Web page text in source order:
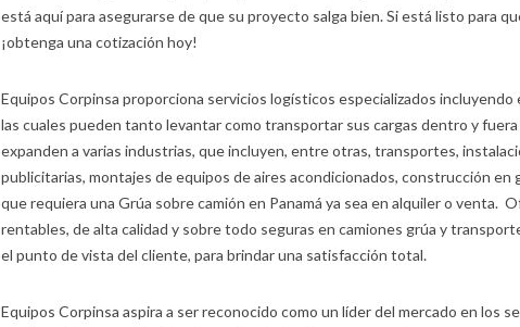
está aquí para asegurarse de que su proyecto salga bien. Si está listo para
¡obtenga una cotización hoy!
Equipos Corpinsa proporciona servicios logísticos especializados incluyendo
las cuales pueden tanto levantar como transportar sus cargas dentro y
expanden a varias industrias, que incluyen, entre otras, transportes,
publicitarias, montajes de equipos de aires acondicionados, construcción en
que requiera una Grúa sobre camión en Panamá ya sea en alquiler o venta.
rentables, de alta calidad y sobre todo seguras en camiones grúa y
el punto de vista del cliente, para brindar una satisfacción total.
Equipos Corpinsa aspira a ser reconocido como un líder del mercado en los